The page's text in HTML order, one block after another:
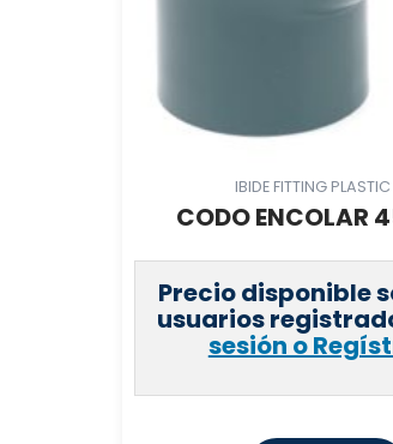
IBIDE FITTING PLASTIC
CODO ENCOLAR
Precio disponible
usuarios
sesión o